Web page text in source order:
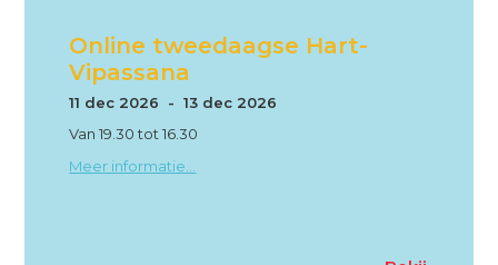
Online tweedaagse Hart-
Vipassana
11 dec 2026 - 13 dec 2026
Van 19.30 tot 16.30
Meer informatie...